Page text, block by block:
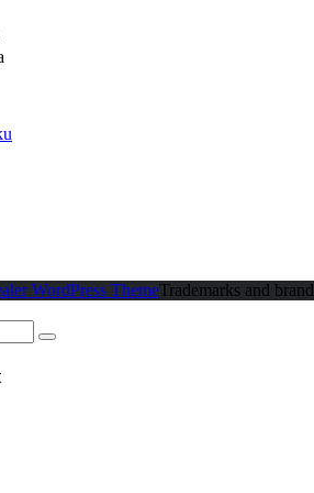
WordPress ThemeTrademarks and